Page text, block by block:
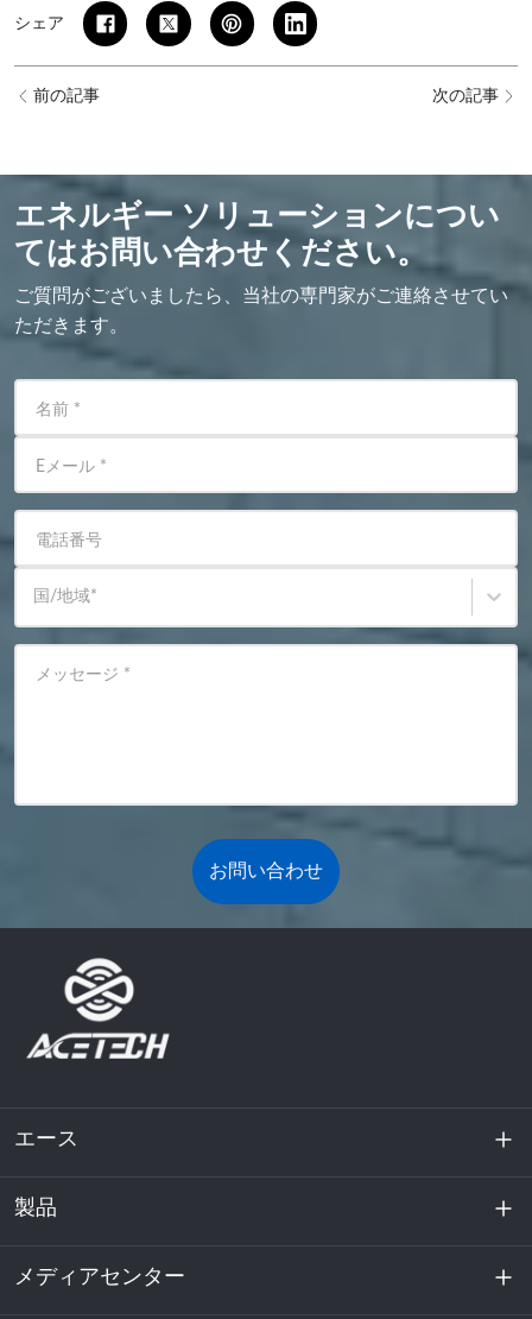
シェア
前の記事 次の記事
エネルギー ソリューションについ
てはお問い合わせください。
ご質問がございましたら、当社の専門家がご連絡させてい
ただきます。
名前 *
Eメール *
電話番号
国/地域*
メッセージ *
お問い合わせ
エース
私たちに関しては
持続可能性
製品
エネルギー貯蔵
メディアセンター